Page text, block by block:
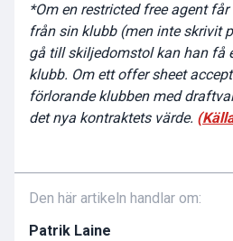
*Om en restricted free agent
från sin klubb (men inte skrivit
gå till skiljedomstol kan han få
klubb. Om ett offer sheet
förlorande klubben med
det nya kontraktets värde.
Den här artikeln handlar om:
Patrik Laine